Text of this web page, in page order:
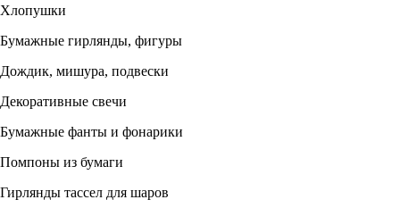
Хлопушки
Бумажные гирлянды, фигуры
Дождик, мишура, подвески
Декоративные свечи
Бумажные фанты и фонарики
Помпоны из бумаги
Гирлянды тассел для шаров